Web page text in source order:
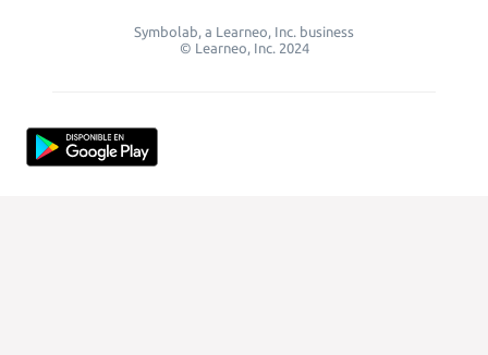
Symbolab, a Learneo, Inc. business
© Learneo, Inc. 2024